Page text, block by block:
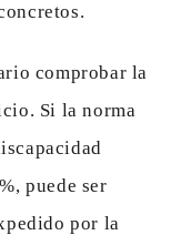
comprobar la
Si la norma
puede ser
por la